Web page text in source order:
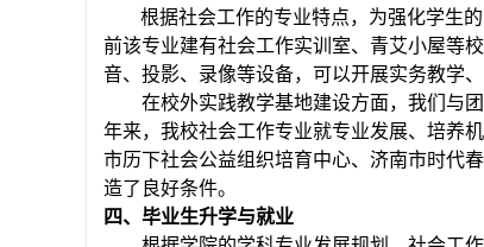
根据社会工作的专业特点，为强化学生
前该专业建有社会工作实训室、青艾小屋等
音、投影、录像等设备，可以开展实务教学
在校外实践教学基地建设方面，我们与
年来，我校社会工作专业就专业发展、培养机
市历下社会公益组织培育中心、济南市时代
造了良好条件。
四、毕业生升学与就业